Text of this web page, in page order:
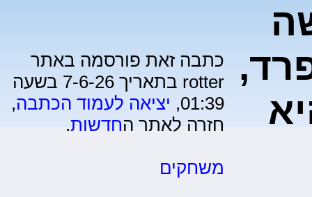
כתבה זאת פורסמה באתר
rotter בתאריך 7-6-26 בשעה
01:39, יציאה לעמוד הכתבה,
חזרה לאתר החדשות.
משחקים